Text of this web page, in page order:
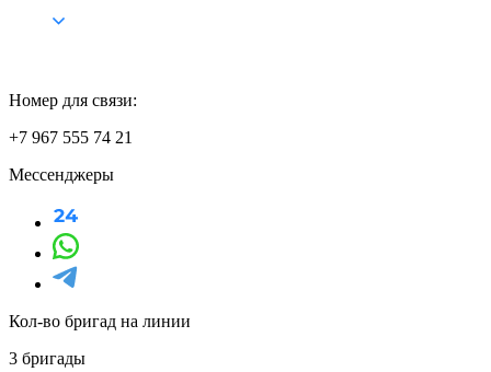
Номер для связи:
+7 967 555 74 21
Мессенджеры
Кол-во бригад на линии
3 бригады